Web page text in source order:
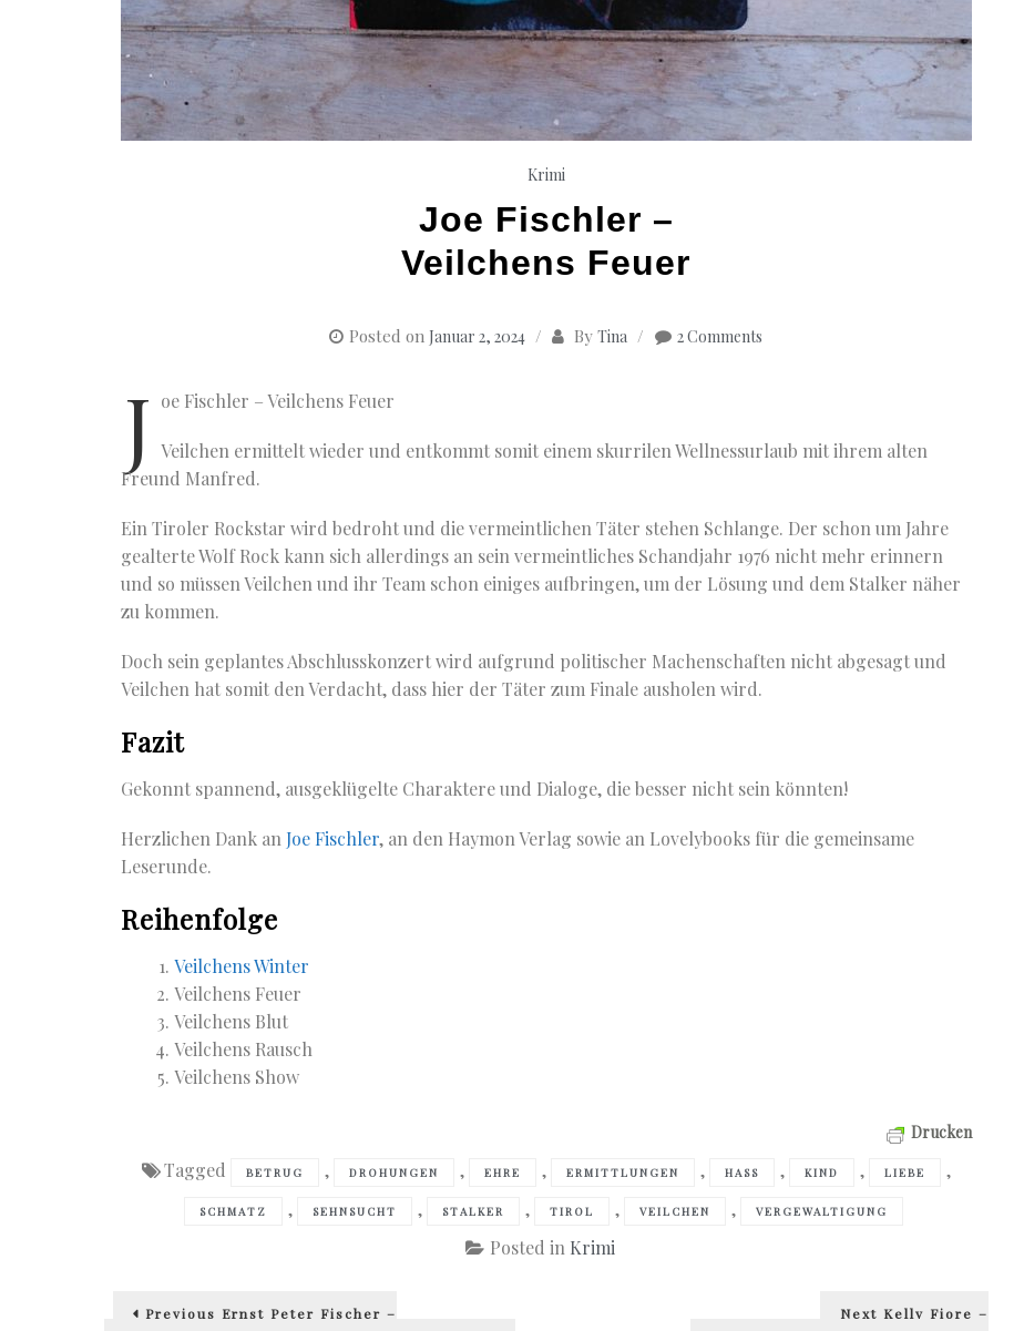
Krimi
Joe Fischler –
Veilchens Feuer
Posted on Januar 2, 2024 By Tina 2 Comments
J oe Fischler – Veilchens Feuer
Veilchen ermittelt wieder und entkommt somit einem skurrilen Wellnessurlaub mit ihrem alten
Freund Manfred.
Ein Tiroler Rockstar wird bedroht und die vermeintlichen Täter stehen Schlange. Der schon um Jahre
gealterte Wolf Rock kann sich allerdings an sein vermeintliches Schandjahr 1976 nicht mehr erinnern
und so müssen Veilchen und ihr Team schon einiges aufbringen, um der Lösung und dem Stalker näher
zu kommen.
Doch sein geplantes Abschlusskonzert wird aufgrund politischer Machenschaften nicht abgesagt und
Veilchen hat somit den Verdacht, dass hier der Täter zum Finale ausholen wird.
Fazit
Gekonnt spannend, ausgeklügelte Charaktere und Dialoge, die besser nicht sein könnten!
Herzlichen Dank an Joe Fischler, an den Haymon Verlag sowie an Lovelybooks für die gemeinsame
Leserunde.
Reihenfolge
Veilchens Winter
Veilchens Feuer
Veilchens Blut
Veilchens Rausch
Veilchens Show
Drucken
Tagged BETRUG , DROHUNGEN , EHRE , ERMITTLUNGEN , HASS , KIND , LIEBE ,
SCHMATZ , SEHNSUCHT , STALKER , TIROL , VEILCHEN , VERGEWALTIGUNG
Posted in Krimi
Beitragsnavigation
Previous Previous
Ernst Peter Fischer –
Next Next
Kelly Fiore –